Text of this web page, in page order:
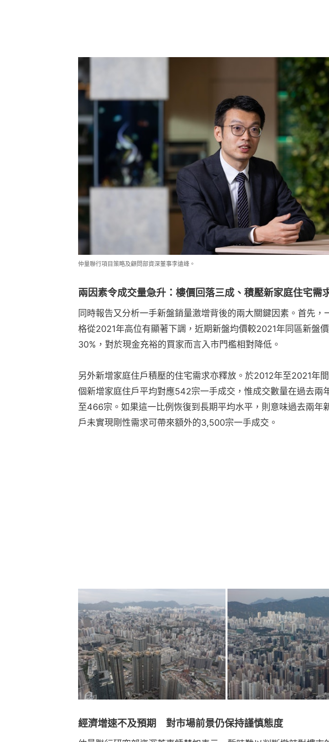
仲量聯行項目策略及顧問部資深董事李遠峰。
兩因素令成交量急升：樓價回落三成、積壓新家庭住宅需
同時報告又分析一手新盤銷量激增背後的兩大關鍵因素。首先，
格從2021年高位有顯著下調，近期新盤均價較2021年同區新盤
30%，對於現金充裕的買家而言入市門檻相對降低。
另外新增家庭住戶積壓的住宅需求亦釋放。於2012年至2021年
個新增家庭住戶平均對應542宗一手成交，惟成交數量在過去兩
至466宗。如果這一比例恢復到長期平均水平，則意味過去兩年
戶未實現剛性需求可帶來額外的3,500宗一手成交。
經濟增速不及預期 對市場前景仍保持謹慎態度